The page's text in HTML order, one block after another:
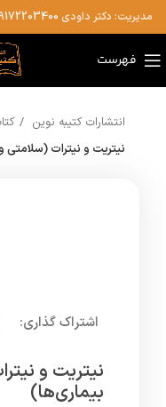
مدیریت: دکتر داودی
فهرست
انتشارات کتیبه نوین
نیتریت و نیترات (سلامتی
اشتراک گذاری:
نیتریت و
بیماری‌ها)